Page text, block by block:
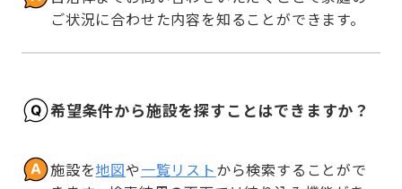
ご状況に合わせた内容を知ることができます。
希望条件から施設を探すことはできますか？
施設を地図や一覧リストから検索することがで